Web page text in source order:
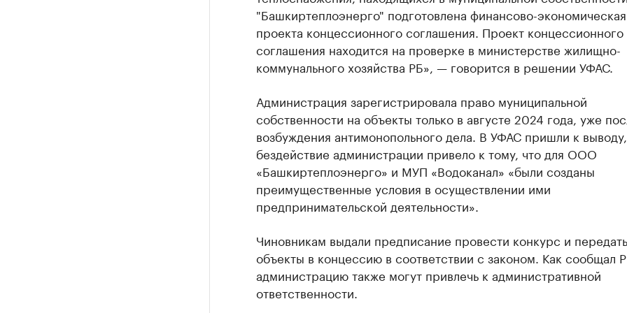
"Башкиртеплоэнерго" подготовлена финансово-
проекта концессионного соглашения. Проект концессионного
соглашения находится на проверке в министерстве жилищно-
коммунального хозяйства РБ», — говорится в решении УФАС.
Администрация зарегистрировала право муниципальной
собственности на объекты только в августе 2024 года, уже
возбуждения антимонопольного дела. В УФАС пришли к
бездействие администрации привело к тому, что для ООО
«Башкиртеплоэнерго» и МУП «Водоканал» «были созданы
преимущественные условия в осуществлении ими
предпринимательской деятельности».
Чиновникам выдали предписание провести конкурс и передать
объекты в концессию в соответствии с законом. Как сообщал
администрацию также могут привлечь к административной
ответственности.